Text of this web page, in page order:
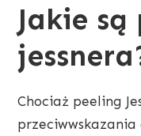
Jakie
Chociaż peeling